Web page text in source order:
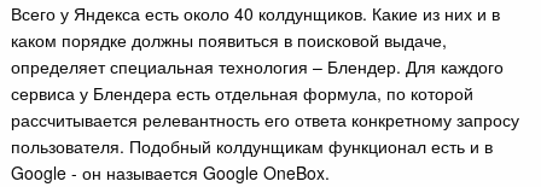
Всего у Яндекса есть около 40 колдунщиков. Какие из них и в
каком порядке должны появиться в поисковой выдаче,
определяет специальная технология – Блендер. Для каждого
сервиса у Блендера есть отдельная формула, по которой
рассчитывается релевантность его ответа конкретному запросу
пользователя. Подобный колдунщикам функционал есть и в
Google - он называется Google OneBox.